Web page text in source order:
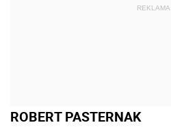
REKLAMA
ROBERT PASTERNAK